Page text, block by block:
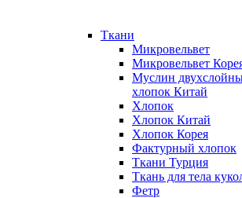
Ткани
Микровельвет
Микровельвет
Муслин
хлопок Китай
Хлопок
Хлопок Китай
Хлопок Корея
Фактурный хлопок
Ткани Турция
Ткань для тела
Фетр